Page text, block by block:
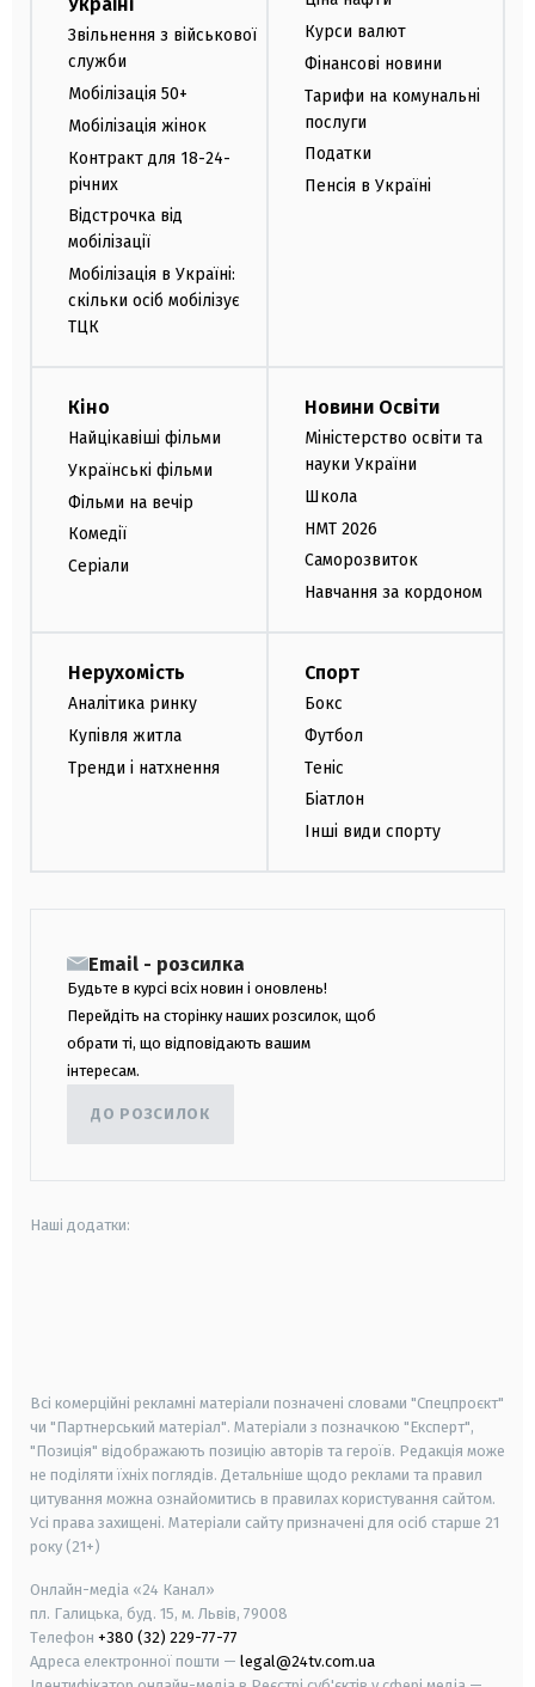
Звільнення з військової
служби
Мобілізація 50+
Мобілізація жінок
Контракт для 18-24-
річних
Відстрочка від
мобілізації
Мобілізація в Україні:
скільки осіб мобілізує
ТЦК
Курси валют
Фінансові новини
Тарифи на комунальні
послуги
Податки
Пенсія в Україні
Кіно
Найцікавіші фільми
Українські фільми
Фільми на вечір
Комедії
Серіали
Новини Освіти
Міністерство освіти та
науки України
Школа
НМТ 2026
Саморозвиток
Навчання за кордоном
Нерухомість
Аналітика ринку
Купівля житла
Тренди і натхнення
Спорт
Бокс
Футбол
Теніс
Біатлон
Інші види спорту
Email - розсилка
Будьте в курсі всіх новин і оновлень!
Перейдіть на сторінку наших розсилок, щоб
обрати ті, що відповідають вашим
інтересам.
ДО РОЗСИЛОК
Наші додатки:
Всі комерційні рекламні матеріали позначені словами "Спецпроєкт"
чи "Партнерський матеріал". Матеріали з позначкою "Експерт",
"Позиція" відображають позицію авторів та героїв. Редакція може
не поділяти їхніх поглядів. Детальніше щодо реклами та правил
цитування можна ознайомитись в правилах користування сайтом.
Усі права захищені. Матеріали сайту призначені для осіб старше 21
року (21+)
Онлайн-медіа «24 Канал»
пл. Галицька, буд. 15, м. Львів, 79008
Телефон +380 (32) 229-77-77
Адреса електронної пошти — legal@24tv.com.ua